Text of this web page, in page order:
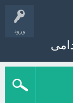
ورود